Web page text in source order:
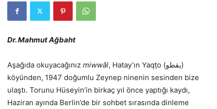
Dr. Mahmut Ağbaht
Aşağıda okuyacağınız miwwâl, Hatay’ın Yaqṭo (يقطو)
köyünden, 1947 doğumlu Zeynep ninenin sesinden bize
ulaştı. Torunu Hüseyin’in birkaç yıl önce yaptığı kaydı,
Haziran ayında Berlin’de bir sohbet sırasında dinleme